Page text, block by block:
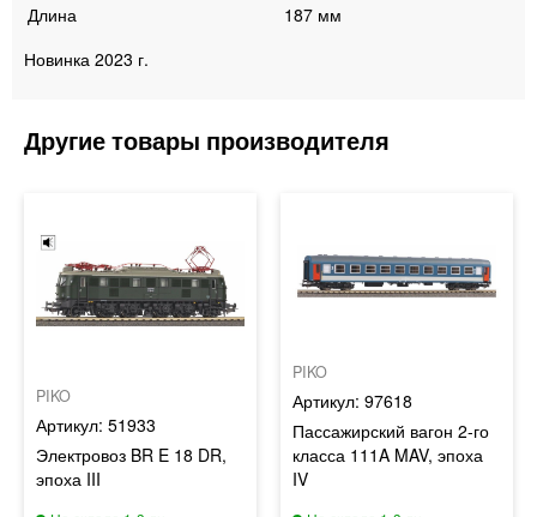
Длина
187 мм
Новинка 2023 г.
PIKO
51933
Электровоз BR E 18 DR,
эпоха III
PIKO
97618
Пассажирский вагон 2-го
класса 111A MAV, эпоха
IV